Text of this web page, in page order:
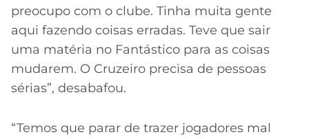
preocupo com o clube. Tinha muita gente
aqui fazendo coisas erradas. Teve que sair
uma matéria no Fantástico para as coisas
mudarem. O Cruzeiro precisa de pessoas
sérias”, desabafou.
“Temos que parar de trazer jogadores mal